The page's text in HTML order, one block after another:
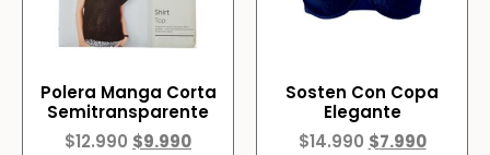
Polera Manga Corta
Semitransparente
$12.990 $9.990
Sosten Con Copa
Elegante
$14.990 $7.990